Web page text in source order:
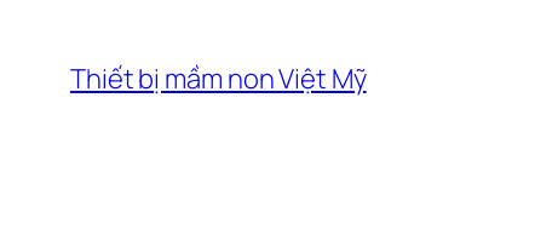
Thiết bị mầm non Việt Mỹ